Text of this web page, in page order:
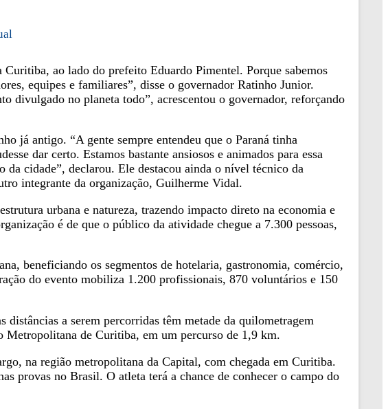
ao lado do prefeito Eduardo Pimentel. Porque sabemos
equipes e familiares”, disse o governador Ratinho Junior.
divulgado no planeta todo”, acrescentou o governador, reforçando
já antigo. “A gente sempre entendeu que o Paraná tinha
dar certo. Estamos bastante ansiosos e animados para essa
cidade”, declarou. Ele destacou ainda o nível técnico da
integrante da organização, Guilherme Vidal.
urbana e natureza, trazendo impacto direto na economia e
é de que o público da atividade chegue a 7.300 pessoas,
beneficiando os segmentos de hotelaria, gastronomia, comércio,
do evento mobiliza 1.200 profissionais, 870 voluntários e 150
a serem percorridas têm metade da quilometragem
Metropolitana de Curitiba, em um percurso de 1,9 km.
na região metropolitana da Capital, com chegada em Curitiba.
provas no Brasil. O atleta terá a chance de conhecer o campo do